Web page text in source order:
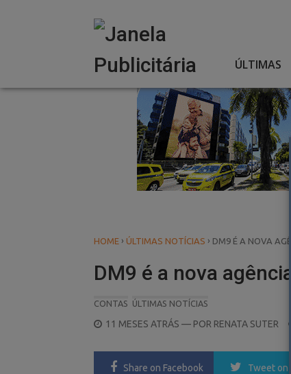
ÚLTIMAS
HOME › ÚLTIMAS NOTÍCIAS › DM9 É A NOVA
DM9 é a nova
CONTAS ÚLTIMAS NOTÍCIAS
POSTED
11 MESES ATRÁS — POR RENATA SUTER
Share on Facebook Tweet on